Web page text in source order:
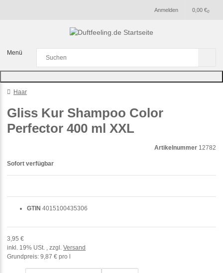
Anmelden 0
0,00 €
Menü
Haar
Gliss Kur Shampoo Color
Perfector 400 ml XXL
Artikelnummer 12782
GTIN 4015100435306
3,95 €
inkl. 19% USt. , zzgl. Versand
Grundpreis: 9,87 € pro l
Sofort verfügbar